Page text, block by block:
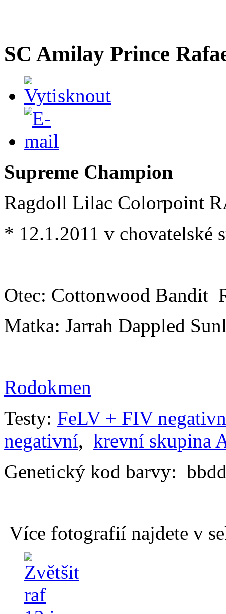
SC Amilay Prince
Supreme Champion
Ragdoll Lilac Colorpoint
* 12.1.2011 v chovatelské
Otec: Cottonwood Bandit
Matka: Jarrah Dappled
Rodokmen
Testy: FeLV + FIV
negativní, krevní skupina
Genetický kod barvy:
Více fotografií najdete v